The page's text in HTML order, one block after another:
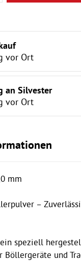
vor Ort
an Silvester
vor Ort
mm
–
speziell
Böllergeräte und